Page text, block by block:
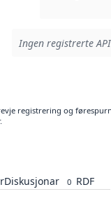
Ingen registrerte
registrering og
Diskusjonar 0 RDF